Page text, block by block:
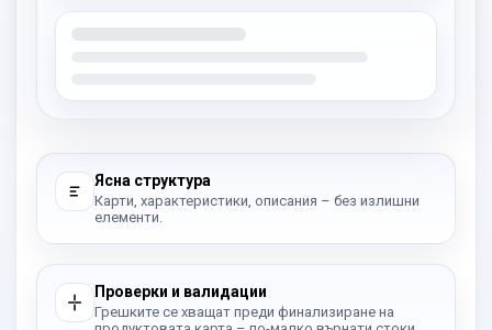
Ясна структура
Карти, характеристики, описания – без излишни
елементи.
Проверки и валидации
Грешките се хващат преди финализиране на